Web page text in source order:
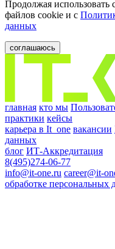
Продолжая использовать
файлов cookie и c
данных
соглашаюсь
главная кто мы
практики кейсы
карьера в It_one вакансии
данных
блог ИТ-Аккредитация
8(495)274-06-77
info@it-one.ru career@it-
обработке персональных